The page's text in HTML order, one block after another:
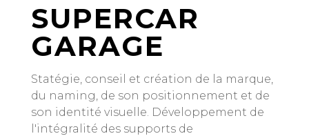
SUPERCAR
GARAGE
Statégie, conseil et création de la marque,
du naming, de son positionnement et de
son identité visuelle. Développement de
l'intégralité des supports de